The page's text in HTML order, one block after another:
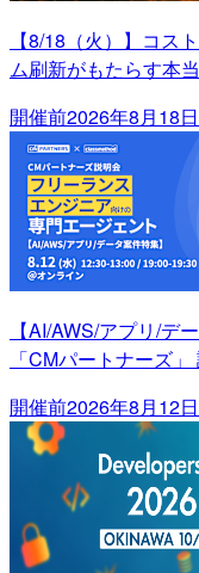
【8/18（火）】コス
ム刷新がもたらす本
開催前2026年8月18
【AI/AWS/アプリ/デ
「CMパートナーズ
開催前2026年8月12